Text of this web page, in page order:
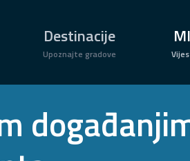
Destinacije
Upoznajte gradove